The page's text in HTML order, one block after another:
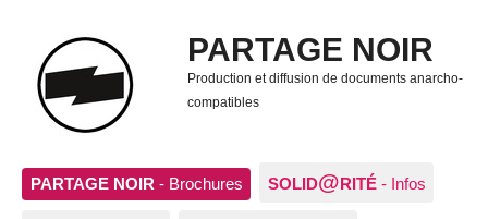
PARTAGE NOIR
Production et diffusion de documents anarcho-
compatibles
PARTAGE NOIR - Brochures SOLID@RITÉ - Infos